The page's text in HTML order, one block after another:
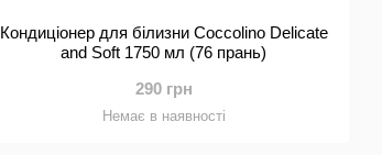
Кондиціонер для білизни Coccolino Delicate
and Soft 1750 мл (76 прань)
290 грн
Немає в наявності